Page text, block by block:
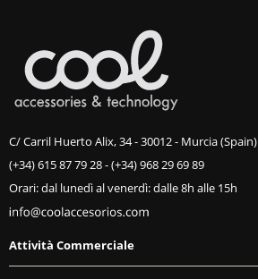
C/ Carril Huerto Alix, 34 - 30012 - Murcia (Spain)
(+34) 615 87 79 28-(+34) 968 29 69 89
Orari: dal lunedì al venerdì: dalle 8h alle 15h
Attività Commerciale